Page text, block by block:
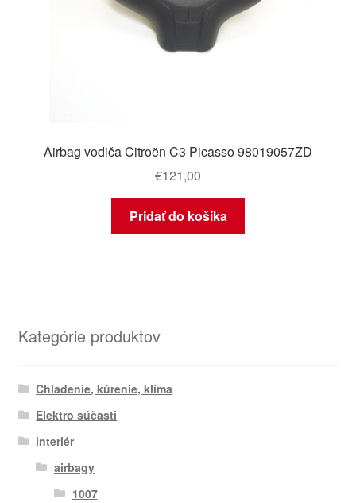
Airbag vodiča Citroën C3 Picasso 98019057ZD
€121,00
Pridať do košíka
Kategórie produktov
Chladenie, kúrenie, klíma
Elektro súčasti
interiér
airbagy
1007